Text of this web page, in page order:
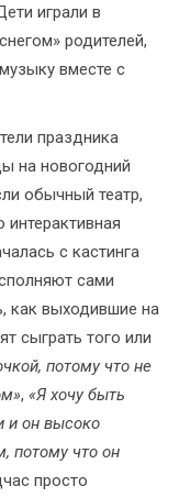
играли в
родителей,
вместе с
праздника
на новогодний
обычный театр,
интерактивная
с кастинга
сами
как выходившие на
сыграть того или
потому что не
, «Я хочу быть
и он высоко
потому что он
просто